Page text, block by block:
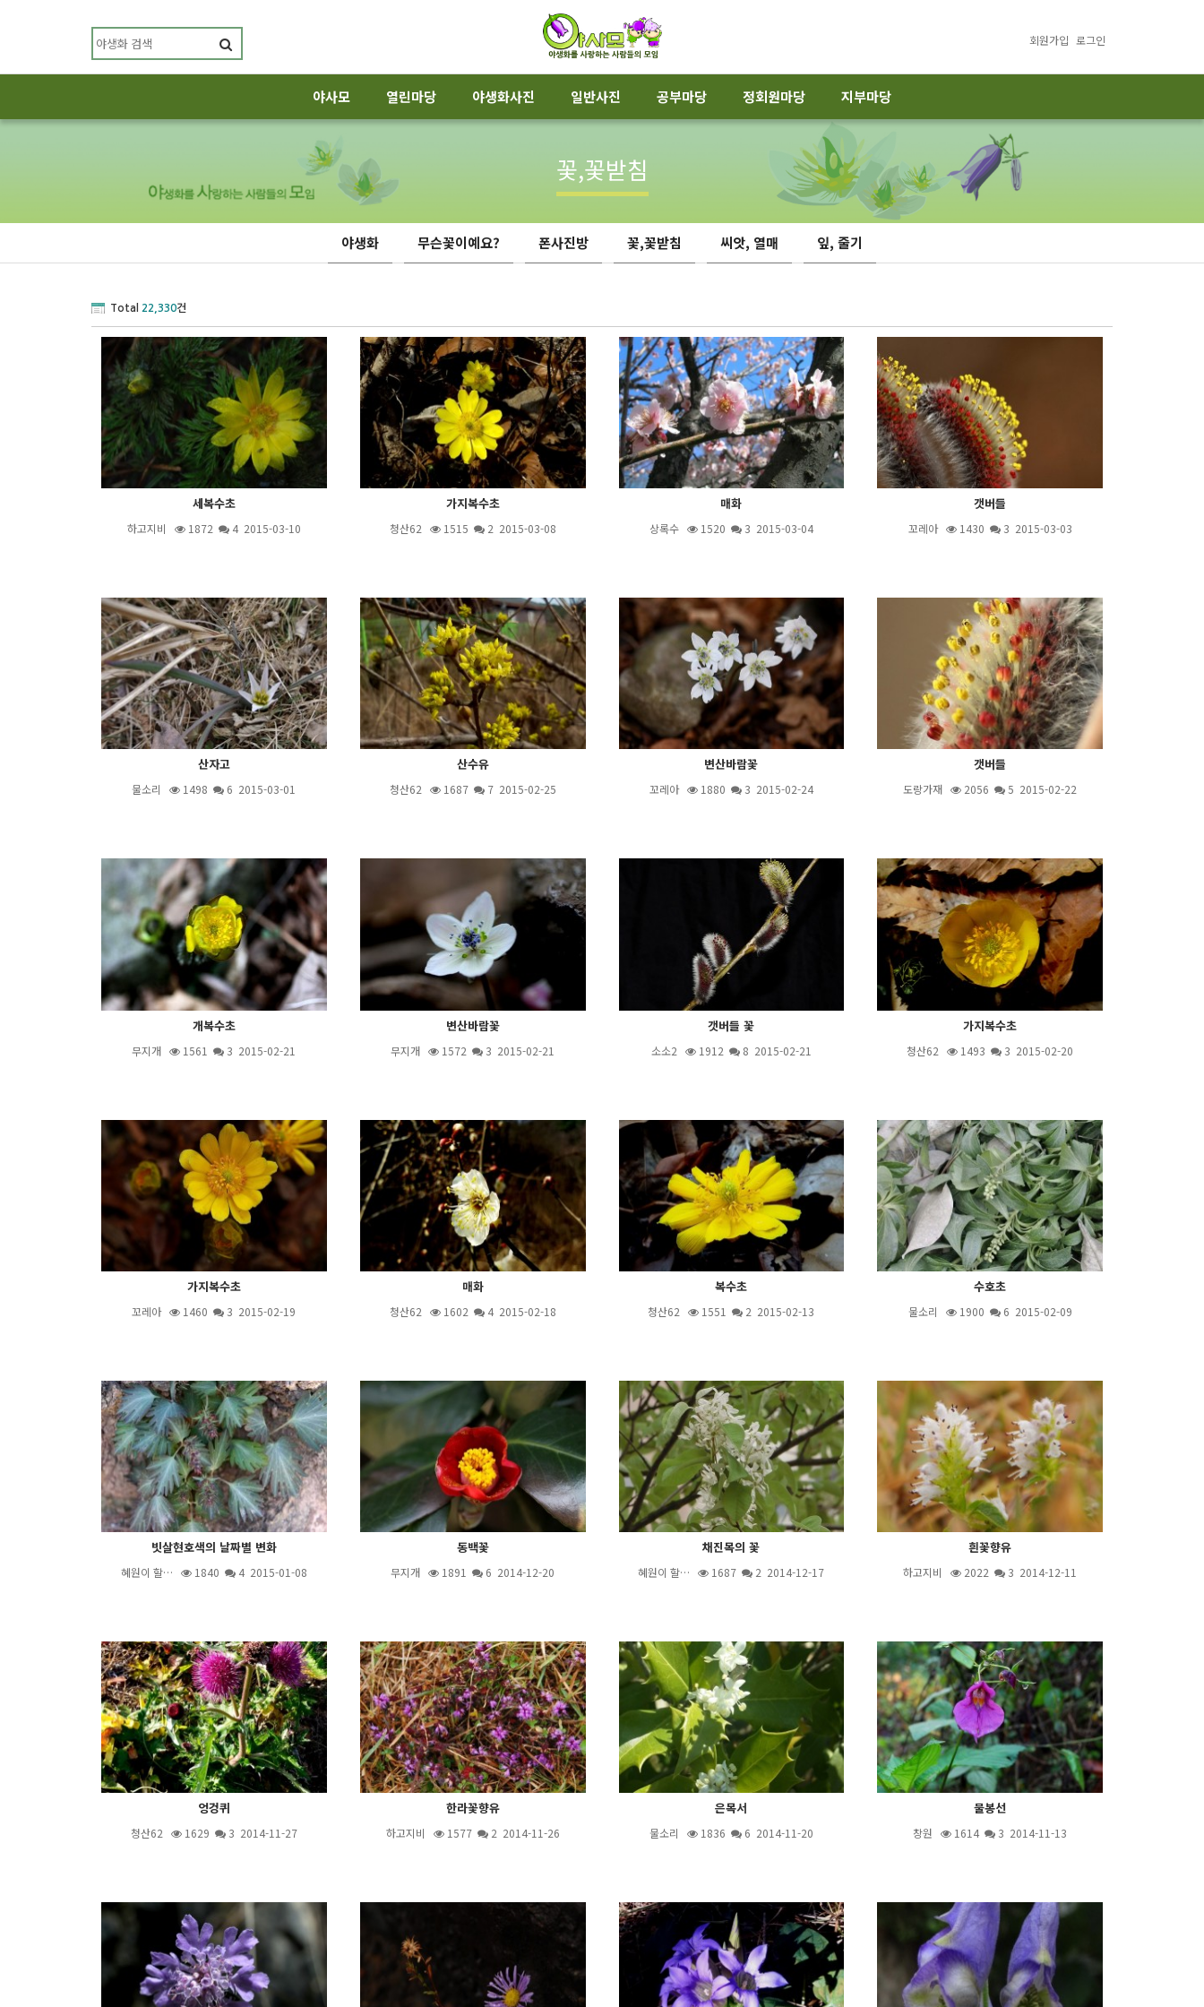
회원가입 로그인
야사모 열린마당 야생화사진 일반사진 공부마당 정회원마당 지부마당
꽃,꽃받침
야생화 무슨꽃이예요? 폰사진방 꽃,꽃받침 씨앗, 열매 잎, 줄기
Total 22,330건
세복수초
하고지비 1872 42015-03-10
가지복수초
청산62 1515 2 2015-03-08
매화
상록수 1520 3 2015-03-04
갯버들
꼬레아 1430 3 2015-03-03
산자고
물소리 1498 6 2015-03-01
산수유
청산62 1687 72015-02-25
변산바람꽃
꼬레아 1880 3 2015-02-24
갯버들
도랑가재 2056 5 2015-02-22
개복수초
무지개 1561 3 2015-02-21
변산바람꽃
무지개 1572 3 2015-02-21
갯버들 꽃
소소2 1912 8 2015-02-21
가지복수초
청산62 1493 3 2015-02-20
가지복수초
꼬레아 1460 3 2015-02-19
매화
청산62 1602 42015-02-18
복수초
청산62 1551 2 2015-02-13
수호초
물소리 1900 6 2015-02-09
빗살현호색의 날짜별 변화
혜원이 할… 1840 42015-01-08
동백꽃
무지개 1891 6 2014-12-20
채진목의 꽃
혜원이 할… 1687 2 2014-12-17
흰꽃향유
하고지비 2022 3 2014-12-11
엉겅퀴
청산62 1629 3 2014-11-27
한라꽃향유
하고지비 1577 2 2014-11-26
은목서
물소리 1836 6 2014-11-20
물봉선
창원 1614 3 2014-11-13